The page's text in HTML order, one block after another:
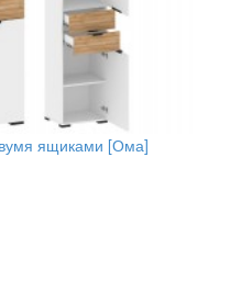
ящиками [Ома]